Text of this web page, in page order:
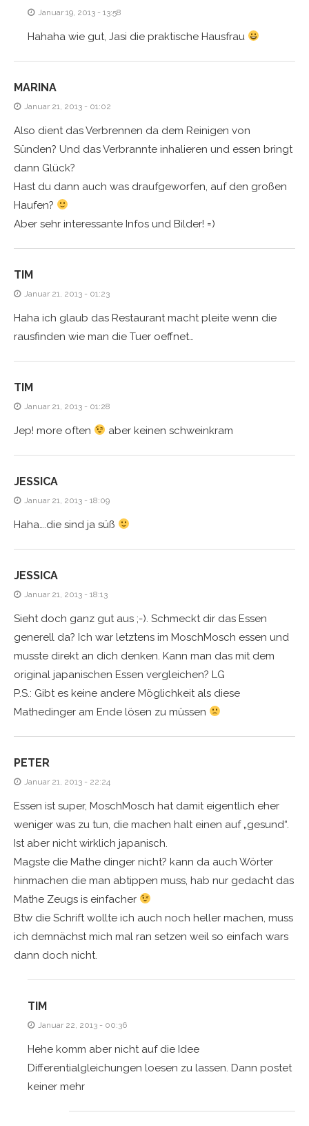
Januar 19, 2013 - 13:58
Hahaha wie gut, Jasi die praktische Hausfrau
MARINA
Januar 21, 2013 - 01:02
Also dient das Verbrennen da dem Reinigen von
Sünden? Und das Verbrannte inhalieren und essen bringt
dann Glück?
Hast du dann auch was draufgeworfen, auf den großen
Haufen?
Aber sehr interessante Infos und Bilder! =)
TIM
Januar 21, 2013 - 01:23
Haha ich glaub das Restaurant macht pleite wenn die
rausfinden wie man die Tuer oeffnet…
TIM
Januar 21, 2013 - 01:28
Jep! more often aber keinen schweinkram
JESSICA
Januar 21, 2013 - 18:09
Haha….die sind ja süß
JESSICA
Januar 21, 2013 - 18:13
Sieht doch ganz gut aus ;-). Schmeckt dir das Essen
generell da? Ich war letztens im MoschMosch essen und
musste direkt an dich denken. Kann man das mit dem
original japanischen Essen vergleichen? LG
P.S.: Gibt es keine andere Möglichkeit als diese
Mathedinger am Ende lösen zu müssen
PETER
Januar 21, 2013 - 22:24
Essen ist super, MoschMosch hat damit eigentlich eher
weniger was zu tun, die machen halt einen auf „gesund“.
Ist aber nicht wirklich japanisch.
Magste die Mathe dinger nicht? kann da auch Wörter
hinmachen die man abtippen muss, hab nur gedacht das
Mathe Zeugs is einfacher
Btw die Schrift wollte ich auch noch heller machen, muss
ich demnächst mich mal ran setzen weil so einfach wars
dann doch nicht.
TIM
Januar 22, 2013 - 00:36
Hehe komm aber nicht auf die Idee
Differentialgleichungen loesen zu lassen. Dann postet
keiner mehr